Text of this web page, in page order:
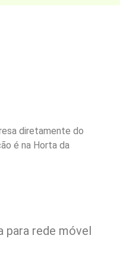
diretamente do
é na Horta da
para rede móvel